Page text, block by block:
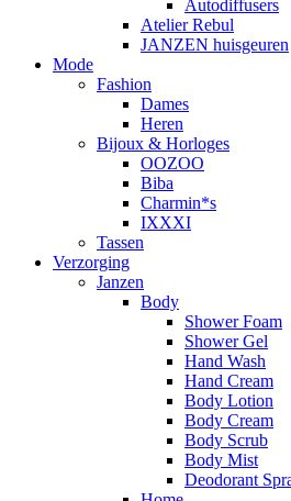
Autodiffusers
Atelier Rebul
JANZEN huisgeuren
Mode
Fashion
Dames
Heren
Bijoux & Horloges
OOZOO
Biba
Charmin*s
IXXXI
Tassen
Verzorging
Janzen
Body
Shower Foam
Shower Gel
Hand Wash
Hand Cream
Body Lotion
Body Cream
Body Scrub
Body Mist
Deodorant